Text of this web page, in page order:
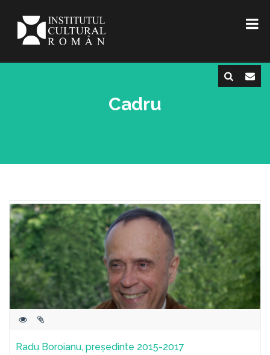
Cadru
Radu Boroianu, președinte 2015-2017